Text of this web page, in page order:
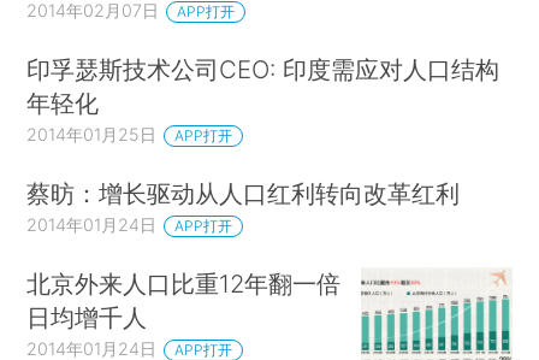
2014年02月07日 APP打开
印孚瑟斯技术公司CEO: 印度需应对人口结构
年轻化
2014年01月25日 APP打开
蔡昉：增长驱动从人口红利转向改革红利
2014年01月24日 APP打开
北京外来人口比重12年翻一倍
日均增千人
2014年01月24日 APP打开